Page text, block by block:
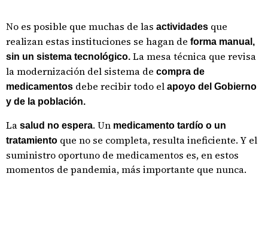
No es posible que muchas de las actividades que
realizan estas instituciones se hagan de forma manual,
sin un sistema tecnológico. La mesa técnica que revisa
la modernización del sistema de compra de
medicamentos debe recibir todo el apoyo del Gobierno
y de la población.
La salud no espera. Un medicamento tardío o un
tratamiento que no se completa, resulta ineficiente. Y el
suministro oportuno de medicamentos es, en estos
momentos de pandemia, más importante que nunca.